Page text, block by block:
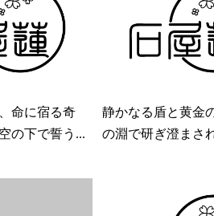
命に宿る奇
の下で誓う...
静かなる盾と黄金
の淵で研ぎ澄まさ